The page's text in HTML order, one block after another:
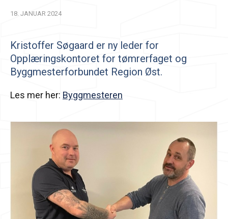
18. JANUAR 2024
Kristoffer Søgaard er ny leder for
Opplæringskontoret for tømrerfaget og
Byggmesterforbundet Region Øst.
Les mer her: Byggmesteren